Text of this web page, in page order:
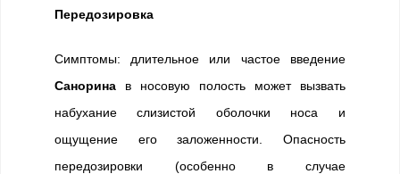
Передозировка
Симптомы: длительное или частое введение
Санорина в носовую полость может вызвать
набухание слизистой оболочки носа и
ощущение его заложенности. Опасность
передозировки (особенно в случае